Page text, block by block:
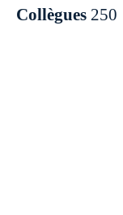
Collègues 250